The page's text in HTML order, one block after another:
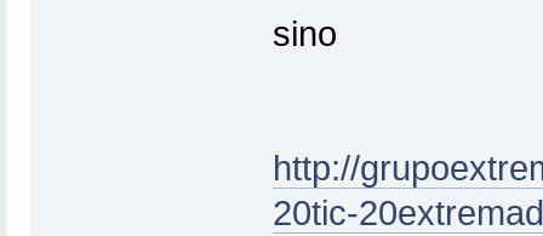
sino
http://
20tic-